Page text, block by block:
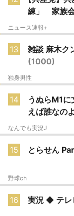
練」 家族
ニュース速報+
13
雑談 麻木ク
(1000)
独身男性
14
うぬらМ1に
えば誰なの
なんでも実況J
15 とらせん
野球ch
16 実況 ◆ テレ